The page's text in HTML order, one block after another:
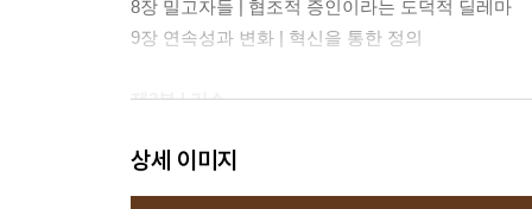
8장 밀고자들 | 협조적 증인이라는 도덕적 딜레마
9장 연속성과 변화 | 혁신을 통한 정의
제2부 | 기소
11장 그런 일이 없기를 | 현실이 되어서는 안 될 판
12장 불기소 | 검사들이 가장 내리기 힘든 결정
상세 이미지